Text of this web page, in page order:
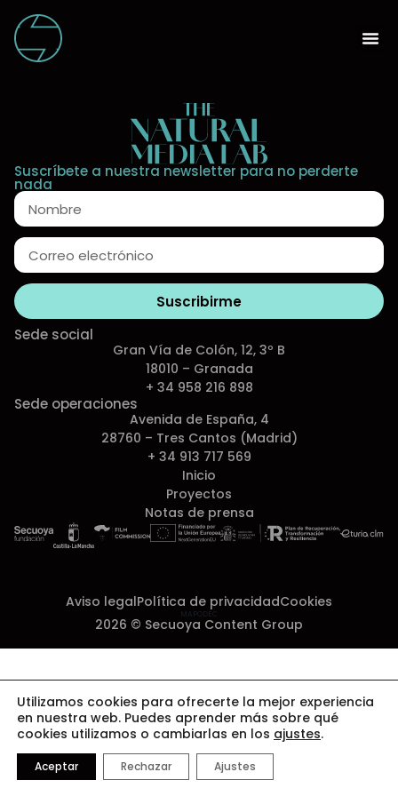
Suscríbete a nuestra newsletter para no perderte
nada
Suscribirme
Sede social
Gran Vía de Colón, 12, 3º B
18010 – Granada
+ 34 958 216 898
Sede operaciones
Avenida de España, 4
28760 – Tres Cantos (Madrid)
+ 34 913 717 569
Inicio
Proyectos
Notas de prensa
2026 © Secuoya Content Group
MAPODEC
Aviso legalPolítica de privacidadCookies
Utilizamos cookies para ofrecerte la mejor experiencia
en nuestra web. Puedes aprender más sobre qué
cookies utilizamos o cambiarlas en los ajustes.
Aceptar Rechazar Ajustes